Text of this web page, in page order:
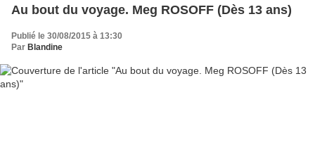
Au bout du voyage. Meg ROSOFF (Dès 13 ans)
Publié le 30/08/2015 à 13:30
Par Blandine